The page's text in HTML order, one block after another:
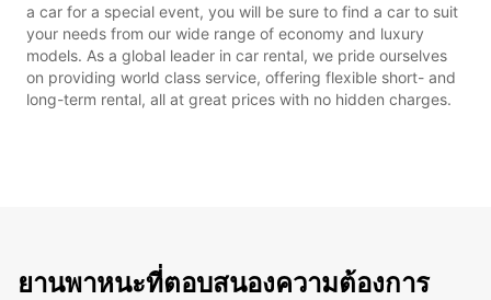
a car for a special event, you will be sure to find a car to suit
your needs from our wide range of economy and luxury
models. As a global leader in car rental, we pride ourselves
on providing world class service, offering flexible short- and
long-term rental, all at great prices with no hidden charges.
ยานพาหนะที่ตอบสนองความต้องการ